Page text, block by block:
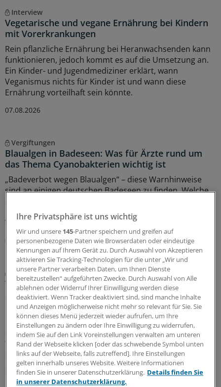
Interview
Vegetarische und vegane Ernährung bei Kindern
mit Vorerkrankungen
Rein pflanzliche Ernährung bei Heranwachsenden kann
funktionieren, jedoch kommt es auf die Umsetzung an.
Ein Kinder- und Jugendmediziner erklärt, wann
Veganismus nichts für Kinder ist und wann diese
Ernährung vorteilhaft sein könnte.
07.08.2026
Vergiftungen
Blaualgen in Badeseen: Was für Ärzte rund um
das Thema Cyanobakterien wichtig ist
„Badeverbot wegen Blaualgen“ – diese Warnhinweise
sind an einigen deutschen Badeseen zu finden. Welche
hin? Und wie gehen Ärzte beim Verdacht auf eine
Vergiftung vor?
06.08.2026
In Europa unterwegs
Waldbrand-Aerosole können sich über
Südeuropas Grenzen hinweg negativ auf die
Gesundheit auswirken
Rauchaerosole der Waldbrände in Südeuropa werden
einer Prognose nach bis nach Mitteleuropa
transportiert. Was bedeutet das für die Gesundheit
auch hierzulande und wer ist besonders gefährdet?
31.07.2026
Ihre Privatsphäre ist uns wichtig
Wir und unsere 145-Partner speichern und greifen auf
personenbezogene Daten wie Browserdaten oder eindeutige
Kennungen auf Ihrem Gerät zu. Durch Auswahl von Akzeptieren
aktivieren Sie Tracking-Technologien für die unter „Wir und
unsere Partner verarbeiten Daten, um Ihnen Dienste
bereitzustellen“ aufgeführten Zwecke. Durch Auswahl von Alle
ablehnen oder Widerruf Ihrer Einwilligung werden diese
deaktiviert. Wenn Tracker deaktiviert sind, sind manche Inhalte
und Anzeigen möglicherweise nicht mehr so relevant für Sie. Sie
können dieses Menü jederzeit wieder aufrufen, um Ihre
Einstellungen zu ändern oder Ihre Einwilligung zu widerrufen,
indem Sie auf den Link Voreinstellungen verwalten am unteren
Rand der Webseite klicken [oder das schwebende Symbol unten
links auf der Webseite, falls zutreffend]. Ihre Einstellungen
gelten innerhalb unseres Website. Weitere Informationen
finden Sie in unserer Datenschutzerklärung. Details finden Sie
in unserer Datenschutzerklärung.